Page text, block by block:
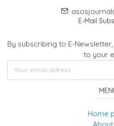
E-Mail
By subscribing to E-
to your
Home